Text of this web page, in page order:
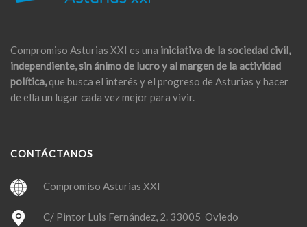
Compromiso Asturias XXI es una iniciativa de la sociedad civil,
independiente, sin ánimo de lucro y al margen de la actividad
política,que busca el interés y el progreso de Asturias y hacer
de ella un lugar cada vez mejor para vivir.
CONTÁCTANOS
Compromiso Asturias XXI
C/ Pintor Luis Fernández, 2. 33005 Oviedo